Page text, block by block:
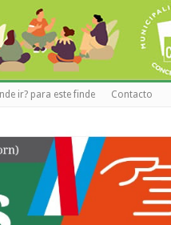
ir? para este finde Contacto